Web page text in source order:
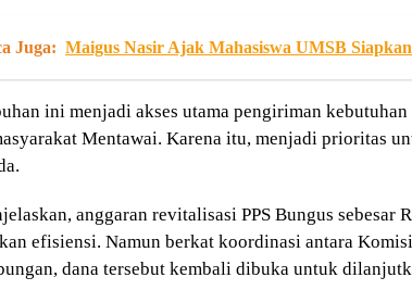
Juga: Maigus Nasir Ajak Mahasiswa UMSB
ini menjadi akses utama pengiriman
Mentawai. Karena itu, menjadi prioritas
anggaran revitalisasi PPS Bungus
efisiensi. Namun berkat koordinasi antara
dana tersebut kembali dibuka untuk